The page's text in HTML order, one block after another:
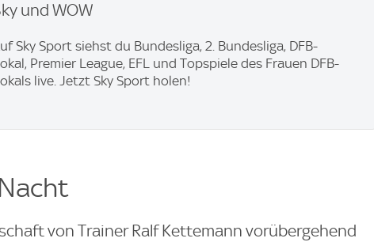
und WOW
Sky Sport siehst du Bundesliga, 2. Bundesliga, DFB-
Premier League, EFL und Topspiele des Frauen DFB-
live. Jetzt Sky Sport holen!
von Trainer Ralf Kettemann vorübergehend